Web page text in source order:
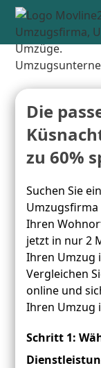
Die
zu 60%
Suchen Sie
Umzugsfirma
Ihren
jetzt in nur 2
Ihren Umzug
Vergleichen
online und
Ihren Umzug
Schritt 1: